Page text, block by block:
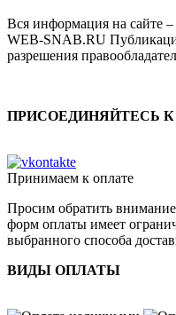
Вся информация на сайте –
WEB-SNAB.RU
разрешения
ПРИСОЕДИНЯЙТЕСЬ
Принимаем к оплате
Просим обратить
форм оплаты имеет
выбранного способа
ВИДЫ ОПЛАТЫ